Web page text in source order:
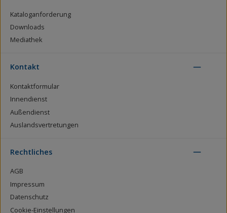
Kataloganforderung
Downloads
Mediathek
Kontakt
Kontaktformular
Innendienst
Außendienst
Auslandsvertretungen
Rechtliches
AGB
Impressum
Datenschutz
Cookie-Einstellungen